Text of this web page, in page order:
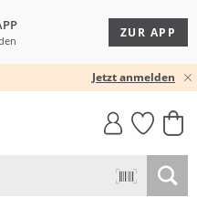
ZUR APP
Jetzt anmelden
MUST-HAVE